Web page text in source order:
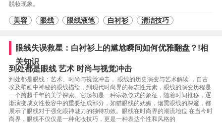
脱妆现象。
美容 眼线 眼线液笔 白衬衫 清洁技巧
眼线失误救星：白衬衫上的尴尬瞬间如何优雅翻盘？!相
关知识
到处都是眼线 艺术 时尚与视觉冲击
到处都是眼线：艺术、时尚与视觉冲击， 眼线的历史演变与艺术解读 ，自古
埃及壁画中神秘的眼线描绘，到现代时尚界的标志性元素，眼线的演变历程是
一个跨越千年的美学探索。它起初是一种宗教仪式的象征，随着时间推移，逐
渐演变成女性妆容中的重要组成部分，如猫眼线的妩媚，烟熏眼线的深邃，都
展示了眼线对于强化眼神魅力的独特功效。眼线在时尚界的潮流地位 在当今时
尚界，眼线不仅仅是一种化妆技巧，更是一种表达个性和风格的